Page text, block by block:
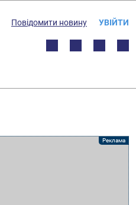
Повідомити новину УВІЙТИ